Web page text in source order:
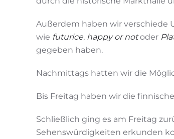
Außerdem haben wir verschiede
wie futurice, happy or notoder
gegeben haben.
Nachmittags hatten wir die
Bis Freitag haben wir die
Schließlich ging es am Freitag
Sehenswürdigkeiten erkunden